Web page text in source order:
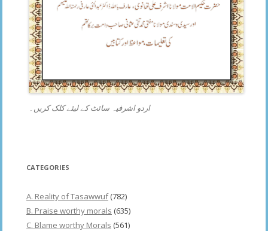
اردو اشرفیہ سائٹ کے لیئے کلک کریں۔
CATEGORIES
A. Reality of Tasawwuf(782)
B. Praise worthy morals (635)
C. Blame worthy Morals (561)